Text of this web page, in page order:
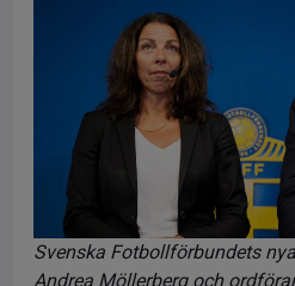
Svenska Fotbollförbundets
Andrea Möllerberg och